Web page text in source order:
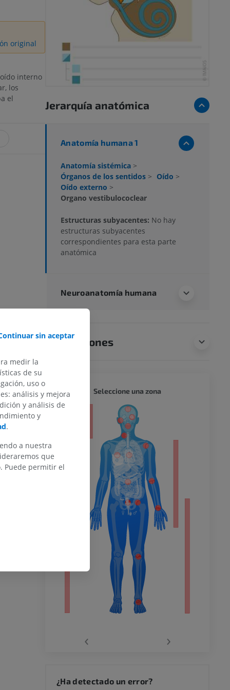
original
interno
los
el
Jerarquía anatómica
Anatomía humana 1
Anatomía sistémica >
Órganos de los sentidos > Oído >
Oído externo >
Organo vestibulococlear
Estructuras subyacentes: No hay
estructuras subyacentes
correspondientes para esta parte
anatómica
Neuroanatomía humana
Traducciones
miembro
Seleccione una zona
‹ ›
¿Ha detectado un error?
sin aceptar
medir la
de su
uso o
análisis y mejora
y análisis de
y
.
a nuestra
que
Puede permitir el